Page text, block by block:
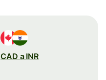
CAD a INR